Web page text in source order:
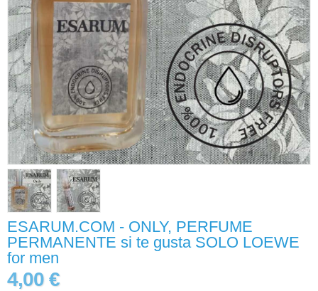
ESARUM.COM - ONLY, PERFUME
PERMANENTE si te gusta SOLO LOEWE
for men
4,00 €